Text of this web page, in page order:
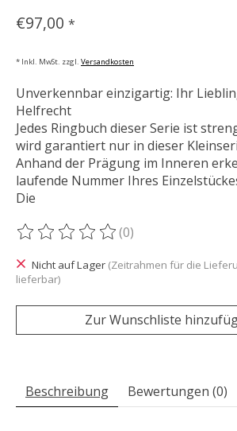
€97,00 *
* Inkl. MwSt. zzgl. Versandkosten
Unverkennbar einzigartig: Ihr
Helfrecht
Jedes Ringbuch dieser Serie ist
wird garantiert nur in dieser
Anhand der Prägung im Inneren
laufende Nummer Ihres
Die
Die Bewertung dieses Produkts ist
(0)
Nicht auf Lager (Zeitrahmen für die
lieferbar)
Zur Wunschliste
Beschreibung Bewertungen (0)